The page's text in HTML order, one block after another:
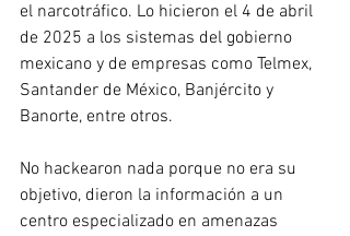
el narcotráfico. Lo hicieron el 4 de abril
de 2025 a los sistemas del gobierno
mexicano y de empresas como Telmex,
Santander de México, Banjército y
Banorte, entre otros.
No hackearon nada porque no era su
objetivo, dieron la información a un
centro especializado en amenazas